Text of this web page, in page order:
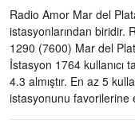
Radio Amor Mar del
istasyonlarından biridir.
1290 (7600) Mar del
İstasyon 1764 kullanıcı
4.3 almıştır. En az 5
istasyonunu favorilerine